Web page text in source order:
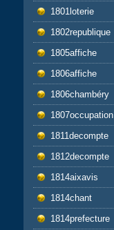
1801loterie
1802republique
1805affiche
1806affiche
1806chambéry
1807occupation
1811decompte
1812decompte
1814aixavis
1814chant
1814prefecture